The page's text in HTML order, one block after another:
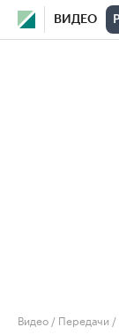
ВИДЕО
Видео / Передачи /